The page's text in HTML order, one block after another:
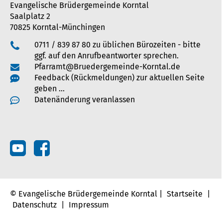
Evangelische Brüdergemeinde Korntal
Saalplatz 2
70825 Korntal-Münchingen
0711 / 839 87 80 zu üblichen Bürozeiten - bitte
ggf. auf den Anrufbeantworter sprechen.
Pfarramt@Bruedergemeinde-Korntal.de
Feedback (Rückmeldungen) zur aktuellen Seite
geben …
Datenänderung veranlassen
© Evangelische Brüdergemeinde Korntal | Startseite
Datenschutz
Impressum